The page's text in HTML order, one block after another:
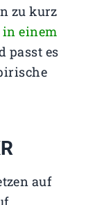
zu kurz
in einem
passt es
auf